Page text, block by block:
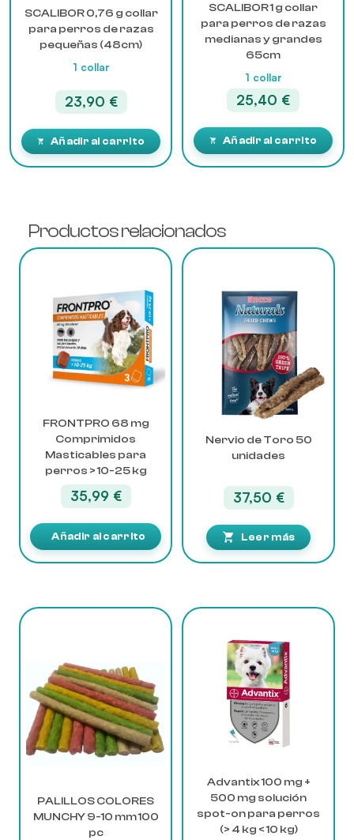
SCALIBOR 0,76 g collar
para perros de razas
pequeñas (48cm)
1 collar
23,90 €
Añadir al carrito
SCALIBOR 1 g collar
para perros de razas
medianas y grandes
65cm
1 collar
25,40 €
Añadir al carrito
Productos relacionados
FRONTPRO 68 mg
Comprimidos
Masticables para
perros > 10-25 kg
35,99 €
Añadir al carrito
Nervio de Toro 50
unidades
37,50 €
Leer más
PALILLOS COLORES
MUNCHY 9-10 mm 100
pc
Advantix 100 mg +
500 mg solución
spot-on para perros
(> 4 kg < 10 kg)